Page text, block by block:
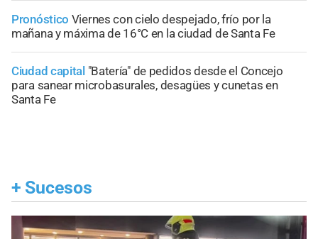
Pronóstico Viernes con cielo despejado, frío por la
mañana y máxima de 16°C en la ciudad de Santa Fe
Ciudad capital "Batería" de pedidos desde el Concejo
para sanear microbasurales, desagües y cunetas en
Santa Fe
+ Sucesos